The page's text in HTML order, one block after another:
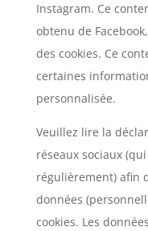
Instagram. Ce
obtenu de
des cookies. Ce
certaines
personnalisée.
Veuillez lire la
réseaux sociaux
régulièrement) afin
données
cookies. Les